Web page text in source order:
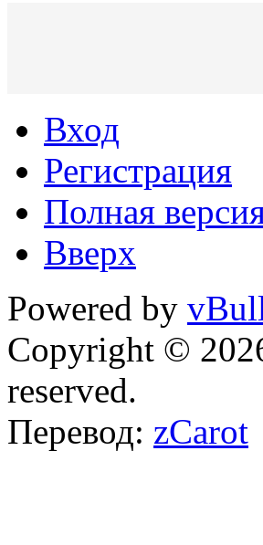
Вход
Регистрация
Полная
Вверх
Powered by
Copyright ©
reserved.
Перевод: zCarot